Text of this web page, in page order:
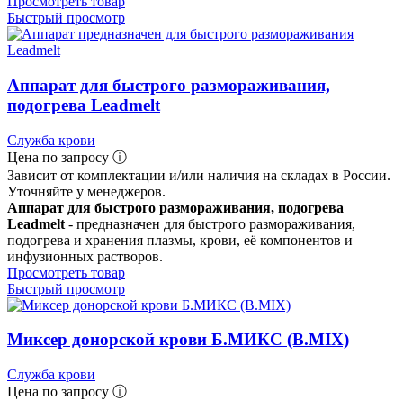
Быстрый просмотр
Аппарат для быстрого размораживания,
подогрева Leadmelt
Служба крови
Цена по запросу ⓘ
Зависит от комплектации и/или наличия на складах в России.
Уточняйте у менеджеров.
Аппарат для быстрого размораживания, подогрева
Leadmelt - предназначен для быстрого размораживания,
подогрева и хранения плазмы, крови, её компонентов и
инфузионных растворов.
Просмотреть товар
Быстрый просмотр
Миксер донорской крови Б.МИКС (B.MIX)
Служба крови
Цена по запросу ⓘ